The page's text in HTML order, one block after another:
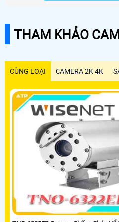
THAM KHẢO
CÙNG LOẠI CAMERA 2K 4K